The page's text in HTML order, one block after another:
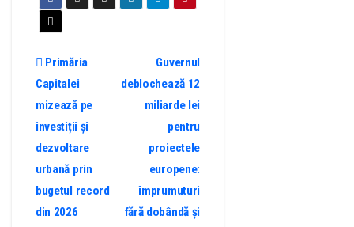
Guvernul
deblochează 12
miliarde lei
pentru
proiectele
europene:
împrumuturi
fără dobândă și
Primăria
Capitalei
mizează pe
investiții și
dezvoltare
urbană prin
bugetul record
din 2026